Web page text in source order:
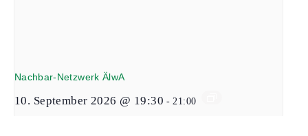
Nachbar-Netzwerk ÄlwA
10. September 2026 @ 19:30 - 21:00